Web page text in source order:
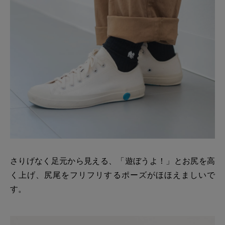
さりげなく足元から見える、「遊ぼうよ！」とお尻を高
く上げ、尻尾をフリフリするポーズがほほえましいで
す。